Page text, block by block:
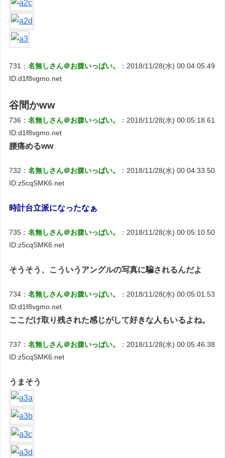
731：名無しさん＠お腹いっぱい。
：2018/11/28(水) 00:04:05.49
ID:d1f8vgmo.net
谷間かww
736：名無しさん＠お腹いっぱい。
：2018/11/28(水) 00:05:18.61
ID:d1f8vgmo.net
腰痛めるww
732：名無しさん＠お腹いっぱい。
：2018/11/28(水) 00:04:33.50
ID:z5cqSMK6.net
時計台立派になったなぁ
735：名無しさん＠お腹いっぱい。
：2018/11/28(水) 00:05:10.50
ID:z5cqSMK6.net
そうそう、こういうアングルの写真に騙されるんだよ
734：名無しさん＠お腹いっぱい。
：2018/11/28(水) 00:05:01.53
ID:d1f8vgmo.net
ここだけ取り残された感じがして好きな人もいるよね。
737：名無しさん＠お腹いっぱい。
：2018/11/28(水) 00:05:46.38
ID:z5cqSMK6.net
うまそう